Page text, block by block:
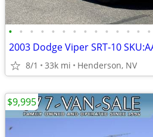
• • • • • • • • • • • • • •
2003 Dodge Viper SRT-10
8/1 33k mi Henderson, NV
$9,995